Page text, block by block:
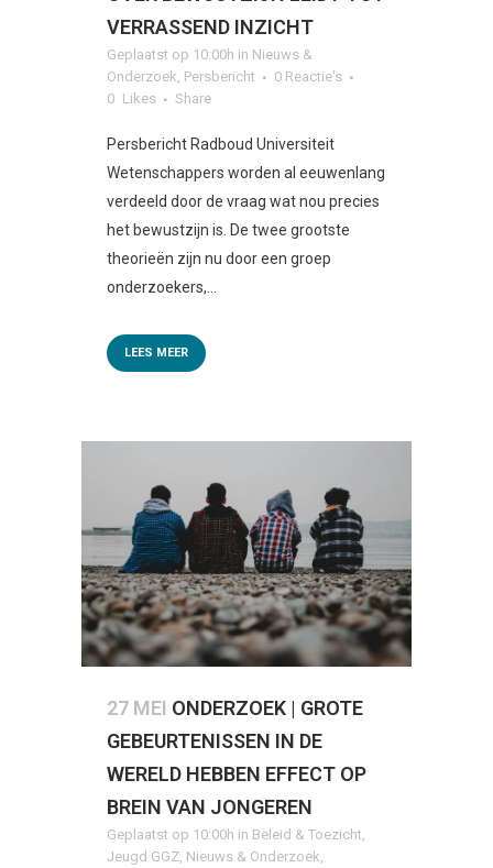
VERRASSEND INZICHT
Geplaatst op 10:00h in Nieuws &
Onderzoek, Persbericht
0 Reactie's
0 Likes Share
Persbericht Radboud Universiteit
Wetenschappers worden al eeuwenlang
verdeeld door de vraag wat nou precies
het bewustzijn is. De twee grootste
theorieën zijn nu door een groep
onderzoekers,...
LEES MEER
27 MEI ONDERZOEK | GROTE
GEBEURTENISSEN IN DE
WERELD HEBBEN EFFECT OP
BREIN VAN JONGEREN
Geplaatst op 10:00h in Beleid & Toezicht
Jeugd GGZ Nieuws & Onderzoek